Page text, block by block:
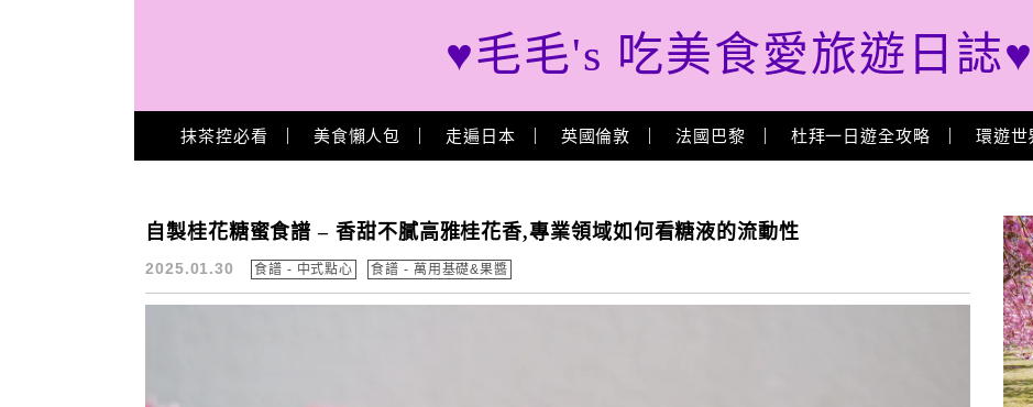
♥毛毛's 吃美食愛旅遊日誌♥
Main Menu
抹茶控必看 美食懶人包 走遍日本 英國倫敦 法國巴黎 杜拜一日遊全攻略 環遊世
桂花糖蜜 作法
自製桂花糖蜜食譜 – 香甜不膩高雅桂花香,專業領域如何看糖液的流動性
2025.01.30 食譜 - 中式點心 食譜 - 萬用基礎&果醬